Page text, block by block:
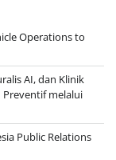
Operations to
AI, dan Klinik
Preventif melalui
Public Relations